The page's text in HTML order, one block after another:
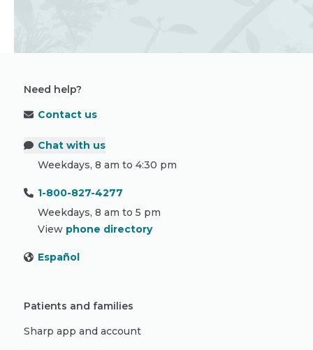
Need help?
Contact us
Chat with us
Weekdays, 8 am to 4:30 pm
1-800-827-4277
Weekdays, 8 am to 5 pm
View phone directory
Español
Patients and families
Sharp app and account